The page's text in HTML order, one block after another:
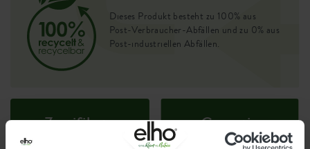
Dieses Produkt besteht zu 100% aus
Post-Verbraucher-Abfällen und zu 0% aus
Post-industriellen Abfällen.
Zertifikate Garantie